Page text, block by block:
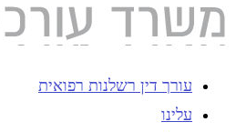
עורך דין רשלנות רפואית
עלינו